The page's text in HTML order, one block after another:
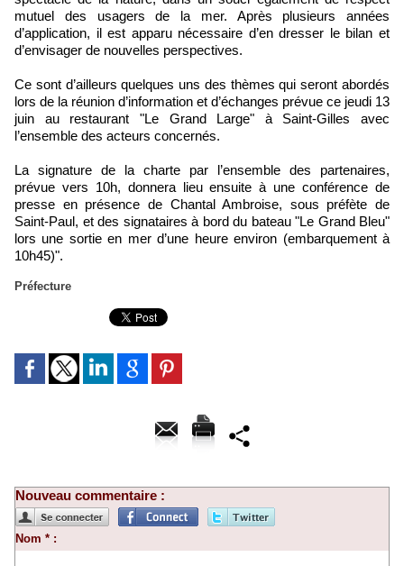
mutuel des usagers de la mer. Après plusieurs années
d’application, il est apparu nécessaire d’en dresser le bilan et
d’envisager de nouvelles perspectives.
Ce sont d’ailleurs quelques uns des thèmes qui seront abordés
lors de la réunion d’information et d’échanges prévue ce jeudi 13
juin au restaurant "Le Grand Large" à Saint-Gilles avec
l’ensemble des acteurs concernés.
La signature de la charte par l’ensemble des partenaires,
prévue vers 10h, donnera lieu ensuite à une conférence de
presse en présence de Chantal Ambroise, sous préfète de
Saint-Paul, et des signataires à bord du bateau "Le Grand Bleu"
lors une sortie en mer d’une heure environ (embarquement à
10h45)".
Préfecture
Nouveau commentaire :
Nom * :